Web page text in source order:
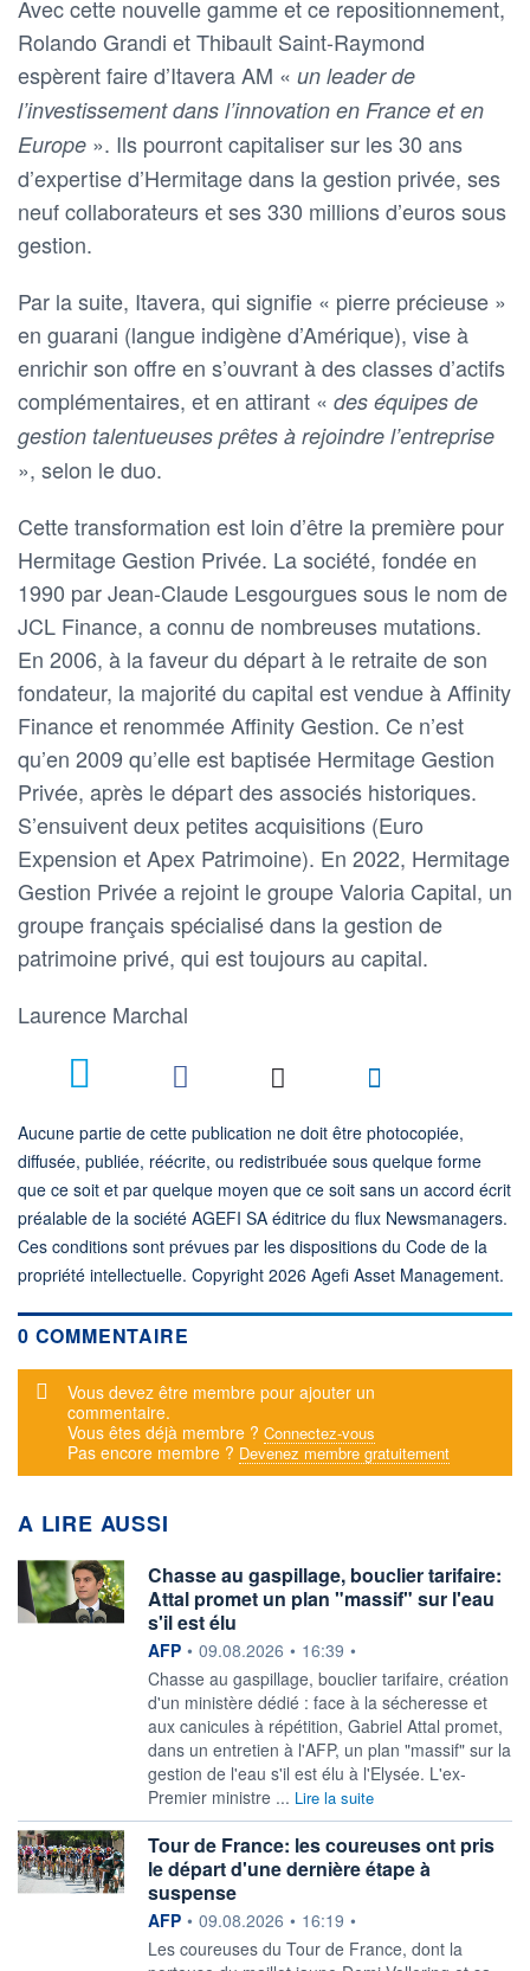
Avec cette nouvelle gamme et ce repositionnement,
Rolando Grandi et Thibault Saint-Raymond
espèrent faire d’Itavera AM « un leader de
l’investissement dans l’innovation en France et en
Europe ». Ils pourront capitaliser sur les 30 ans
d’expertise d’Hermitage dans la gestion privée, ses
neuf collaborateurs et ses 330 millions d’euros sous
gestion.
Par la suite, Itavera, qui signifie « pierre précieuse »
en guarani (langue indigène d’Amérique), vise à
enrichir son offre en s’ouvrant à des classes d’actifs
complémentaires, et en attirant « des équipes de
gestion talentueuses prêtes à rejoindre l’entreprise
», selon le duo.
Cette transformation est loin d’être la première pour
Hermitage Gestion Privée. La société, fondée en
1990 par Jean-Claude Lesgourgues sous le nom de
JCL Finance, a connu de nombreuses mutations.
En 2006, à la faveur du départ à le retraite de son
fondateur, la majorité du capital est vendue à Affinity
Finance et renommée Affinity Gestion. Ce n’est
qu’en 2009 qu’elle est baptisée Hermitage Gestion
Privée, après le départ des associés historiques.
S’ensuivent deux petites acquisitions (Euro
Expension et Apex Patrimoine). En 2022, Hermitage
Gestion Privée a rejoint le groupe Valoria Capital, un
groupe français spécialisé dans la gestion de
patrimoine privé, qui est toujours au capital.
Laurence Marchal
Aucune partie de cette publication ne doit être photocopiée,
diffusée, publiée, réécrite, ou redistribuée sous quelque forme
que ce soit et par quelque moyen que ce soit sans un accord écrit
préalable de la société AGEFI SA éditrice du flux Newsmanagers.
Ces conditions sont prévues par les dispositions du Code de la
propriété intellectuelle. Copyright 2026 Agefi Asset Management.
0 COMMENTAIRE
Message d'alerte
Vous devez être membre pour ajouter un
commentaire.
Vous êtes déjà membre ? Connectez-vous
Pas encore membre ? Devenez membre gratuitement
A LIRE AUSSI
Chasse au gaspillage, bouclier tarifaire:
Attal promet un plan "massif" sur l'eau
s'il est élu
information fournie par
AFP • 09.08.2026 • 16:39 •
Chasse au gaspillage, bouclier tarifaire, création
d'un ministère dédié : face à la sécheresse et
aux canicules à répétition, Gabriel Attal promet,
dans un entretien à l'AFP, un plan "massif" sur la
gestion de l'eau s'il est élu à l'Elysée. L'ex-
Premier ministre ... Lire la suite
Tour de France: les coureuses ont pris
le départ d'une dernière étape à
suspense
information fournie par
AFP • 09.08.2026 • 16:19 •
Les coureuses du Tour de France, dont la